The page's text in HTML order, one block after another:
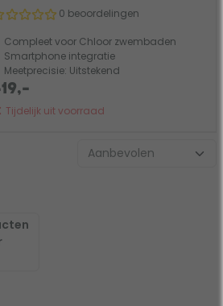
0 beoordelingen
Compleet voor Chloor zwembaden
Smartphone integratie
Meetprecisie: Uitstekend
Tijdelijk uit voorraad